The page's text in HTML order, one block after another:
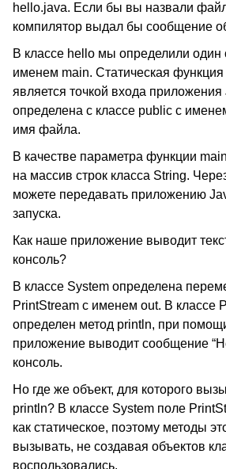
hello.java. Если бы вы назвали
компилятор выдал бы сообщение
В классе hello мы определили один
именем main. Статическая
является точкой входа
определена с классе public с
имя файла.
В качестве параметра функции
на массив строк класса String.
можете передавать приложению
запуска.
Как наше приложение выводит
консоль?
В классе System определена
PrintStream с именем out. В классе
определен метод println, при
приложение выводит сообщение
консоль.
Но где же объект, для которого
println? В классе System поле
как статическое, поэтому методы
вызывать, не создавая объектов
воспользовались.